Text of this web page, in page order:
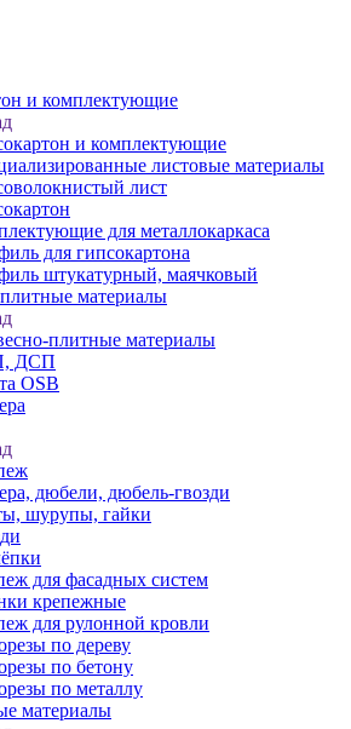
и комплектующие
и комплектующие
листовые материалы
лист
для металлокаркаса
для гипсокартона
штукатурный, маячковый
материалы
плитные материалы
ДСП
OSB
дюбели, дюбель-гвозди
шурупы, гайки
для фасадных систем
крепежные
для рулонной кровли
по дереву
по бетону
по металлу
материалы